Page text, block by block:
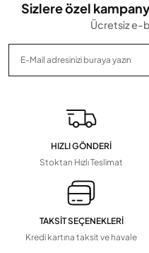
Sizlere özel
Ücretsiz e-
HIZLI GÖNDERİ
Stoktan Hızlı Teslimat
TAKSİT SEÇENEKLERİ
Kredi kartına taksit ve havale